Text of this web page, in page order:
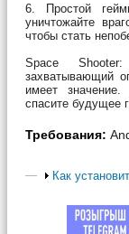
6. Простой
уничтожайте
чтобы стать
Space
захватывающий
имеет
спасите будущее
Требования:
Как